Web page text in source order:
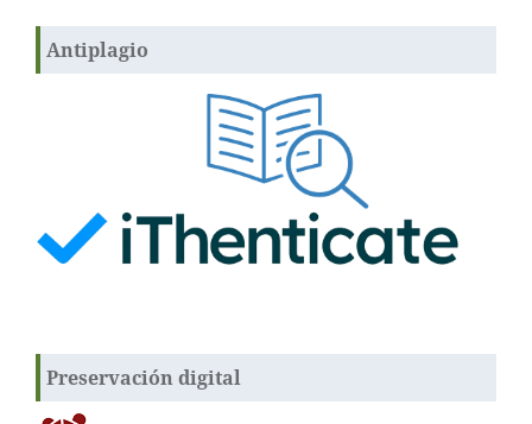
Antiplagio
Preservación digital